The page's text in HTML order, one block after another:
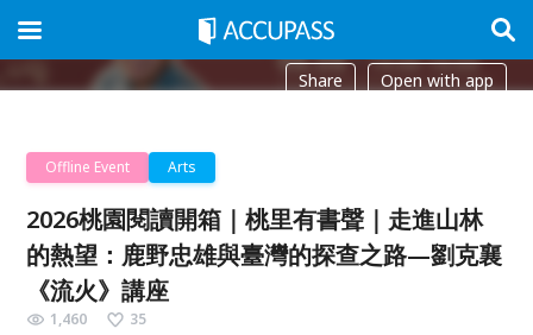
Share Open with app
Offline Event Arts
2026桃園閱讀開箱｜桃里有書聲｜走進山林
的熱望：鹿野忠雄與臺灣的探查之路—劉克襄
《流火》講座
1,460 35